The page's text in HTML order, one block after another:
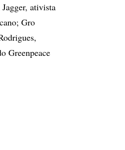
ativista
Gro
Greenpeace